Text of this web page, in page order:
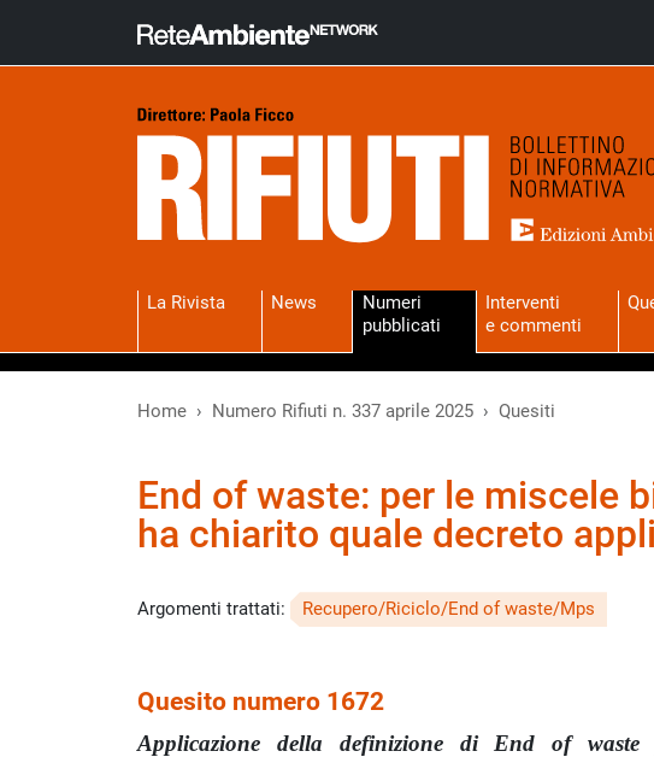
La Rivista News
Numeri
pubblicati
Interventi
e commenti
Home Numero Rifiuti n. 337 aprile 2025 Quesiti
End of waste: per le miscele
ha chiarito quale decreto
Argomenti trattati: Recupero/Riciclo/End of waste/Mps
Quesito numero 1672
Applicazione della definizione di End of